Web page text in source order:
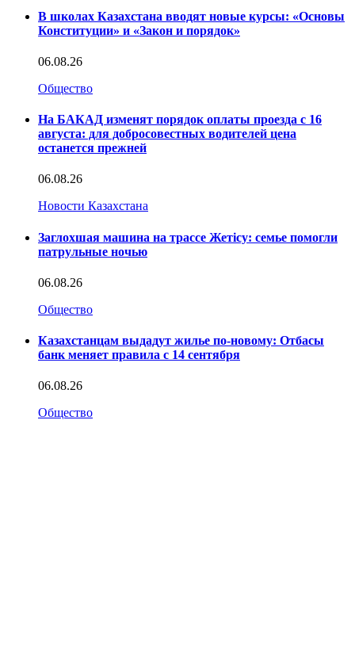
В школах Казахстана вводят новые курсы: «Основы
Конституции» и «Закон и порядок»
06.08.26
Общество
На БАКАД изменят порядок оплаты проезда с 16
августа: для добросовестных водителей цена
останется прежней
06.08.26
Новости Казахстана
Заглохшая машина на трассе Жетісу: семье помогли
патрульные ночью
06.08.26
Общество
Казахстанцам выдадут жилье по-новому: Отбасы
банк меняет правила с 14 сентября
06.08.26
Общество